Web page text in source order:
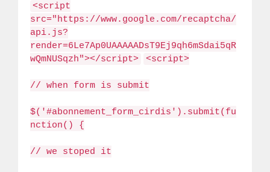
<script
src="https://www.google.com/recaptcha/
api.js?
render=6Le7Ap0UAAAAADsT9Ej9qh6mSdai5qR
wQmNUSqzh"></script>
<script>
// when form is submit
$('#abonnement_form_cirdis').submit(fu
nction() {
// we stoped it